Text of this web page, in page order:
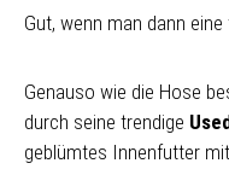
Gut, wenn man dann
Genauso wie die Hose
durch seine trendige
geblümtes Innenfutter